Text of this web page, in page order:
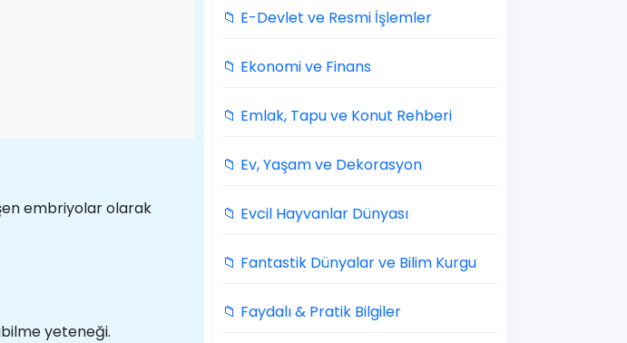
embriyolar olarak
yeteneği.
📁 E-Devlet ve Resmi İşlemler
📁 Ekonomi ve Finans
📁 Emlak, Tapu ve Konut Rehberi
📁 Ev, Yaşam ve Dekorasyon
📁 Evcil Hayvanlar Dünyası
📁 Fantastik Dünyalar ve Bilim Kurgu
📁 Faydalı & Pratik Bilgiler